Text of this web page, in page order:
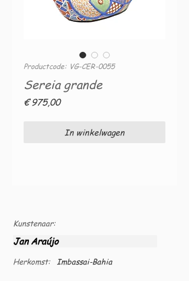
Productcode: VG-CER-0055
Sereia grande
€ 975,00Prijs
In winkelwagen
Kunstenaar:
Jan Araújo
Herkomst: Imbassai-Bahia